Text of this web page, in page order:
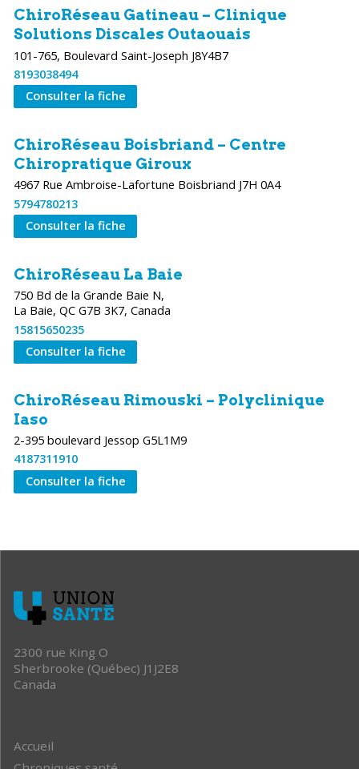
ChiroRéseau Gatineau – Clinique
Solutions Discales Outaouais
101-765, Boulevard Saint-Joseph J8Y4B7
8193038494
Consulter la fiche
ChiroRéseau Boisbriand – Centre
Chiropratique Giroux
4967 Rue Ambroise-Lafortune Boisbriand J7H 0A4
5794780213
Consulter la fiche
ChiroRéseau La Baie
750 Bd de la Grande Baie N,
La Baie, QC G7B 3K7, Canada
15815650235
Consulter la fiche
ChiroRéseau Rimouski – Polyclinique
Iaso
2-395 boulevard Jessop G5L1M9
4187311910
Consulter la fiche
2300 rue King O
Sherbrooke (Québec) J1J2E8
Canada
Accueil